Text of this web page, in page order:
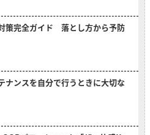
策完全ガイド 落とし方から予防
ナンスを自分で行うときに大切な